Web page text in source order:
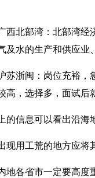
西北部湾：北部湾经
及水的生产和供应业
苏浙闽：岗位充裕，
高，选择多，面试后
的信息可以看出沿海
现用工荒的地方应将
地各省市一定要高度